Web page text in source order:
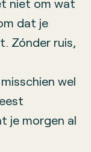
niet om wat
dat je
Zónder ruis,
wel
je morgen al